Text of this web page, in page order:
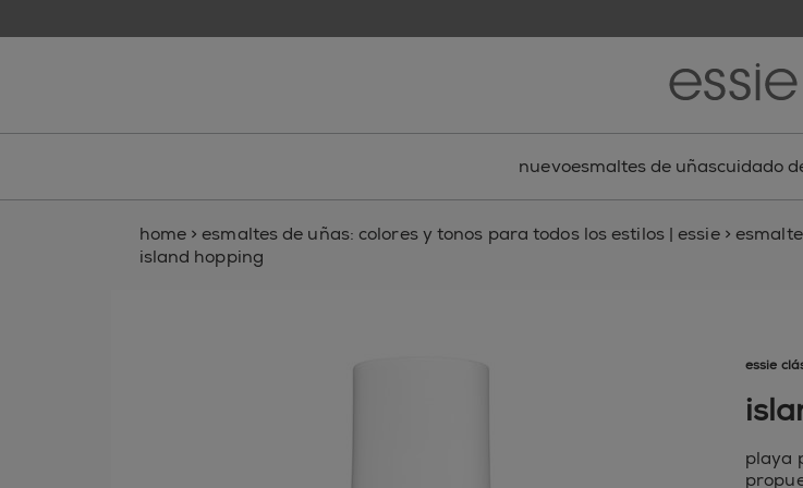
nuevoesmaltes de uñascuidado
home > esmaltes de uñas: colores y tonos para todos los estilos | essie >
island hopping
essie
playa